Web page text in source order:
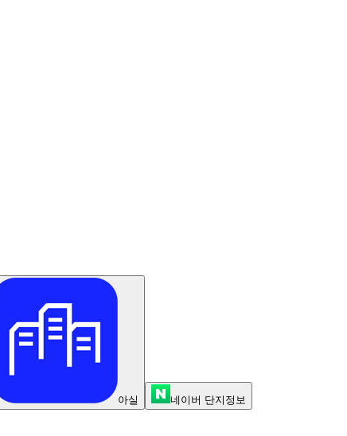
아실 네이버 단지정보